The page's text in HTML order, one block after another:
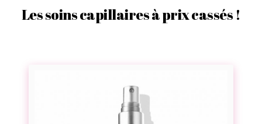
Les soins capillaires à prix cassés !
p
r